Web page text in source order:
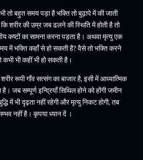
तो बहुत समय पड़ा है भक्ति तो बुढ़ापे में की जाती
शरीर की उम्र जब ढलने की स्थिति में होती है तो
कष्टों का सामना करना पड़ता है। अथवा मृत्यु एक
में भक्ति कहाँ से हो सकती है? वैसे तो भक्ति करने
कभी भी कहीं भी हो सकती है।
रूपी गाँव सत्संग का बाजार है, इसी में आध्यात्मिक
जब सम्पूर्ण इन्द्रियाँ सिथिल होने को होंगी जमीन
में भी दृढ़ता नहीं रहेगी और मृत्यु निकट होगी, तब
नहीं है। कृपया ध्यान दें ।